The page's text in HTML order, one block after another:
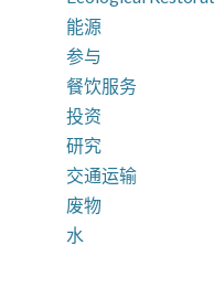
能源
参与
餐饮服务
投资
研究
交通运输
废物
水